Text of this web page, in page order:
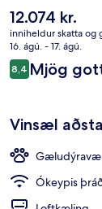
gististaðarins.
Severinstraße
og Heumarkt
Núverandi
verð
er
12.074 kr.
12.074 kr.
inniheldur skatta og
16. ágú. - 17. ágú.
Umsagnir
8,48,4 af 10
Mjög
Vinsæl
Ókeypis